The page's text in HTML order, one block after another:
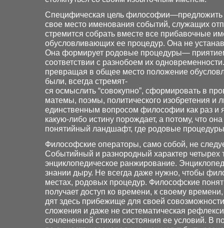
Специфическая цель философии—предложить
свое место именования событий, служащих
стремится собрать вместе все прибавочные
обусловливающих ее процедур. Она не
Она формирует родовые процедуры—
соответствии с разнобоем их
превращая в общее место положение
были, всегда стремят-
ся осмыслить “совокупно”, сформировать в
матемы, поэмы, политического изобретения и
единственным вопросом философии как раз и
какую-либо истину порождает, а потому, что
понятийный ландшафт, где родовые
Философские операторы, само собой, не
Событийный и разнородный характер четырех
энциклопедическое ранжирование.
знании дыру. Не всегда даже нужно, чтобы
местах, родовых процедур. Философские
получает доступ ко времени, к своему
дят здесь прибежище для своей
сложения и даже не систематическая
сочлененной стихии состояния ее условий. В